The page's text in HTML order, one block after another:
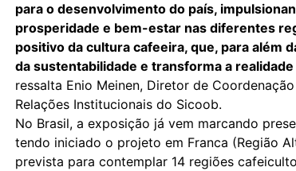
para o desenvolvimento do país,
prosperidade e bem-estar nas diferentes
positivo da cultura cafeeira, que, para além
da sustentabilidade e transforma a
ressalta Enio Meinen, Diretor de
Relações Institucionais do Sicoob.
No Brasil, a exposição já vem marcando
tendo iniciado o projeto em Franca (Região
prevista para contemplar 14 regiões